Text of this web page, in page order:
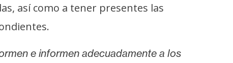
así como a tener presentes las
e informen adecuadamente a los